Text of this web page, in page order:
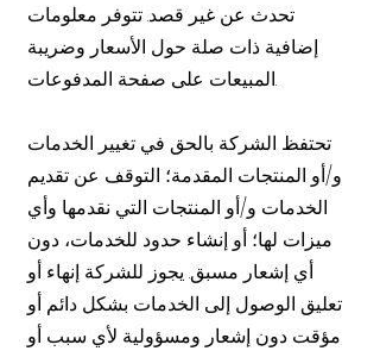
تحدث عن غير قصد. تتوفر معلومات
إضافية ذات صلة حول الأسعار وضريبة
المبيعات على صفحة المدفوعات.
تحتفظ الشركة بالحق في تغيير الخدمات
و/أو المنتجات المقدمة؛ التوقف عن تقديم
الخدمات و/أو المنتجات التي نقدمها وأي
ميزات لها؛ أو إنشاء حدود للخدمات، دون
أي إشعار مسبق. يجوز للشركة إنهاء أو
تعليق الوصول إلى الخدمات بشكل دائم أو
مؤقت دون إشعار ومسؤولية لأي سبب أو